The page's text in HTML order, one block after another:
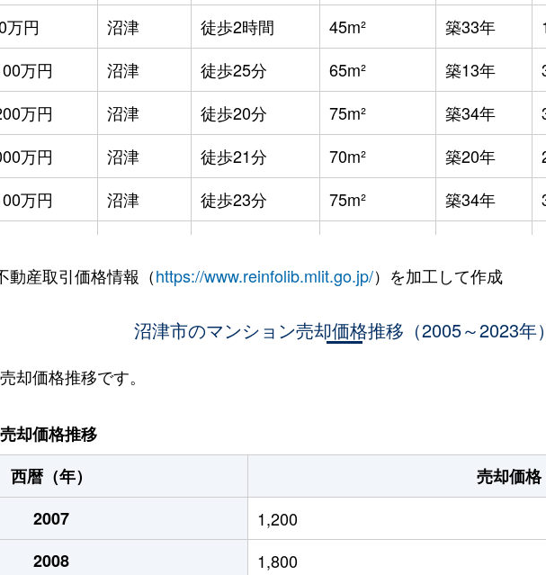
万円 沼津 徒歩2時間 45m² 築33年
万円 沼津 徒歩25分 65m² 築13年
万円 沼津 徒歩20分 75m² 築34年
万円 沼津 徒歩21分 70m² 築20年
万円 沼津 徒歩23分 75m² 築34年
万円 沼津 徒歩26分 60m² 築39年
沼津 徒歩4分 90m² 築17年
万円 沼津
万円 沼津 徒歩8分 60m² 築34年
万円 沼津 徒歩5分 60m² 築14年
万円 沼津 徒歩2時間 55m² 築35年 -
動産取引価格情報（https://www.reinfolib.mlit.go.jp/）を加工して作成
沼津市のマンション売却価格推移（2005～2023年）
却価格推移です。
却価格推移
西暦（年）
売却価格
2007
1,200
2008
1,800